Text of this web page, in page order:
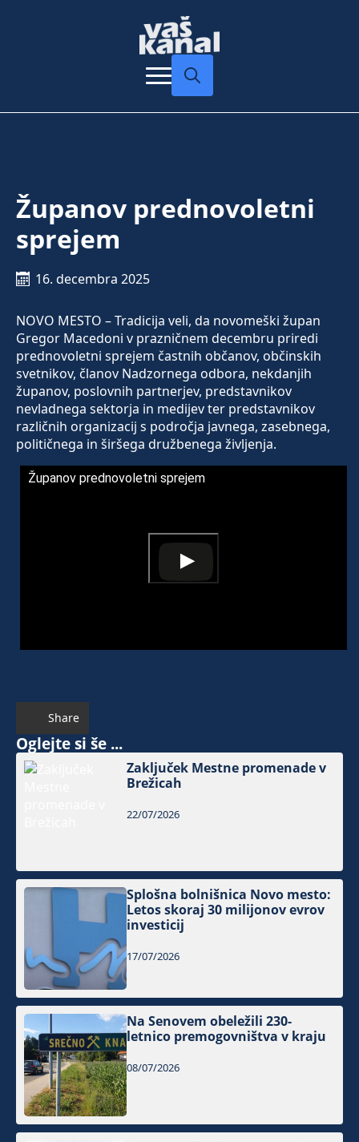
Županov prednovoletni
sprejem
16. decembra 2025
NOVO MESTO – Tradicija veli, da novomeški župan
Gregor Macedoni v prazničnem decembru priredi
prednovoletni sprejem častnih občanov, občinskih
svetnikov, članov Nadzornega odbora, nekdanjih
županov, poslovnih partnerjev, predstavnikov
nevladnega sektorja in medijev ter predstavnikov
različnih organizacij s področja javnega, zasebnega,
političnega in širšega družbenega življenja.
Županov prednovoletni sprejem
Share
Oglejte si še ...
Zaključek Mestne promenade v
Brežicah
22/07/2026
Splošna bolnišnica Novo mesto:
Letos skoraj 30 milijonov evrov
investicij
17/07/2026
Na Senovem obeležili 230-
letnico premogovništva v kraju
08/07/2026